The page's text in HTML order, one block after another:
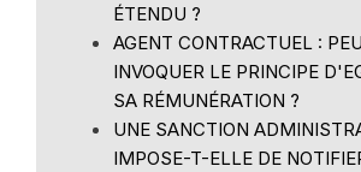
ÉTENDU ?
AGENT CONTRACTUEL :
INVOQUER LE PRINCIPE
SA RÉMUNÉRATION ?
UNE SANCTION
IMPOSE-T-ELLE DE